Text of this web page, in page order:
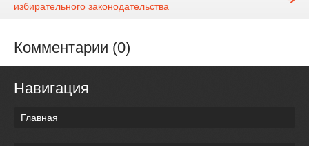
избирательного законодательства
Комментарии (0)
Навигация
Главная